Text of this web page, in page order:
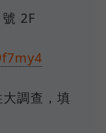
2F
調查，填